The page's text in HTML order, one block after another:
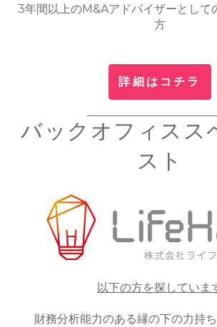
3年間以上のM&Aアドバイザーとして
方
詳細はコチラ
バックオフィスス
スト
以下の方を探していま
財務分析能力のある縁の下の力持